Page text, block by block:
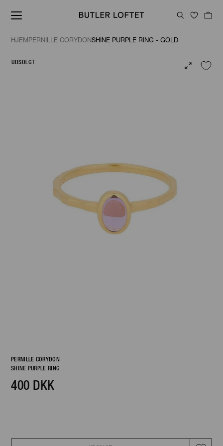
HJEMPERNILLE CORYDONSHINE PURPLE RING - GOLD
UDSOLGT
PERNILLE CORYDON
SHINE PURPLE RING
400 DKK